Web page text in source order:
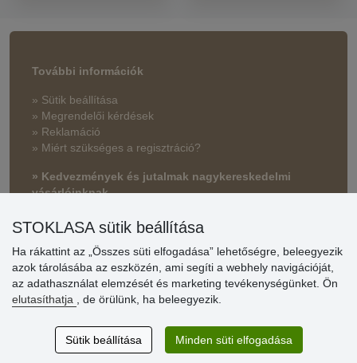
További információk
» Sütik beállítása
» Megrendelői kérdések
» Reklamáció
» Miért szükséges a regisztráció?
» Kedvezmények és jutalmak nagykereskedelmi
vásárlóinknak
» Súgó
Vásárlók
értékelése
Excellent service
Thank you.
STOKLASA sütik beállítása
Ha rákattint az „Összes süti elfogadása” lehetőségre, beleegyezik
azok tárolásába az eszközén, ami segíti a webhely navigációját,
az adathasználat elemzését és marketing tevékenységünket. Ön
elutasíthatja
, de örülünk, ha beleegyezik.
Sütik beállítása Minden süti elfogadása